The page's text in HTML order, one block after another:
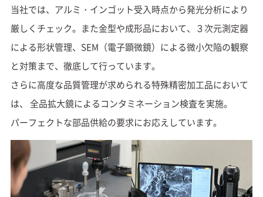
当社では、アルミ・インゴット受入時点から発光分析により
厳しくチェック。また金型や成形品において、３次元測定器
による形状管理、SEM（電子顕微鏡）による微小欠陥の観察
と対策まで、徹底して行っています。
さらに高度な品質管理が求められる特殊精密加工品において
は、 全品拡大鏡によるコンタミネーション検査を実施。
パーフェクトな部品供給の要求にお応えしています。